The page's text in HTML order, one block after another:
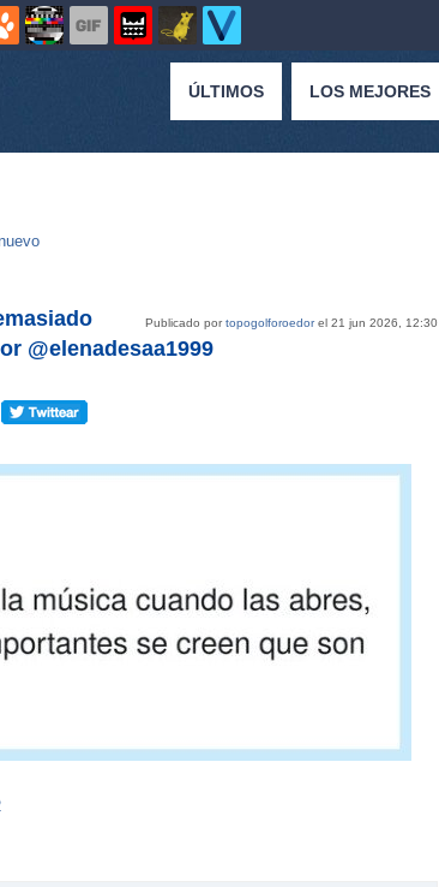
ÚLTIMOS LOS MEJORES
Publicado portopogolforoedorel 21 jun 2026, 12:30
@elenadesaa1999